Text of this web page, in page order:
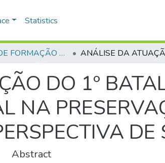
Statistics
CURSO DE FORMAÇÃO DE PRAÇAS - CFP - 2024
DO 1º
NA
DE
Abstract